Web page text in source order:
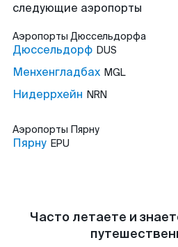
следующие аэропорты
Аэропорты Дюссельдорфа
Дюссельдорф DUS
Менхенгладбах MGL
Нидеррхейн NRN
Аэропорты Пярну
Пярну EPU
Часто летаете и